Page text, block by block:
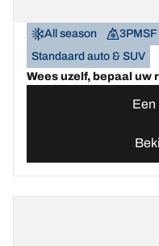
All season 3PMSF
Standaard auto & SUV
Wees uzelf, bepaal uw
Een